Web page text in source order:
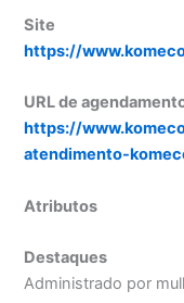
Site
https://
URL de
https://
atendimento-
Atributos
Destaques
Administrado por